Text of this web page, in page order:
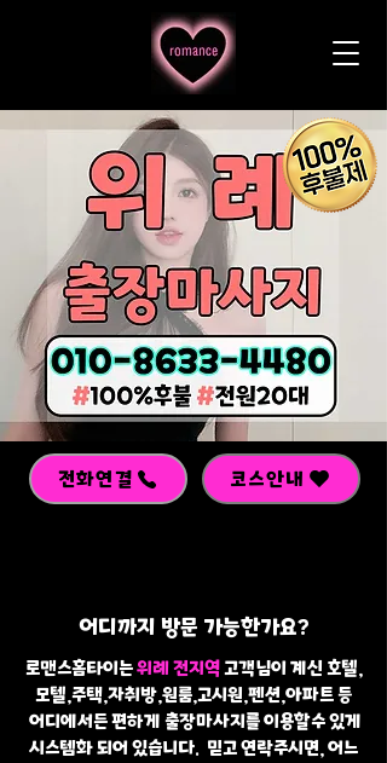
전화연결 코스안내
어디까지 방문 가능한가요?
로맨스홈타이는위례 전지역고객님이 계신 호텔,
모텔,주택,자취방,원룸,고시원,펜션,아파트 등
어디에서든 편하게 출장마사지를 이용할수 있게
시스템화 되어 있습니다. 믿고 연락주시면, 어느